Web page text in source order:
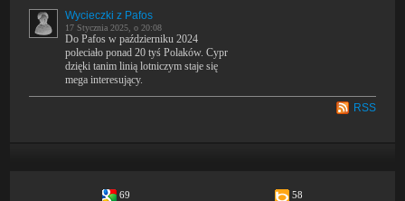
Wycieczki z Pafos
17 Stycznia 2025, o 20:08
Do Pafos w październiku 2024
poleciało ponad 20 tyś Polaków. Cypr
dzięki tanim linią lotniczym staje się
mega interesujący.
RSS
69 58